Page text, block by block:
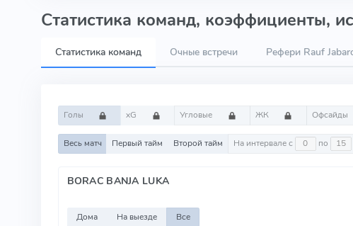
Статистика команд, коэффициенты,
Статистика команд Очные встречи Рефери Rauf
Голы xG Угловые ЖК Офсайды
Весь матч Первый тайм Второй тайм На интервале с по
BORAC BANJA LUKA
Дома На выезде Все